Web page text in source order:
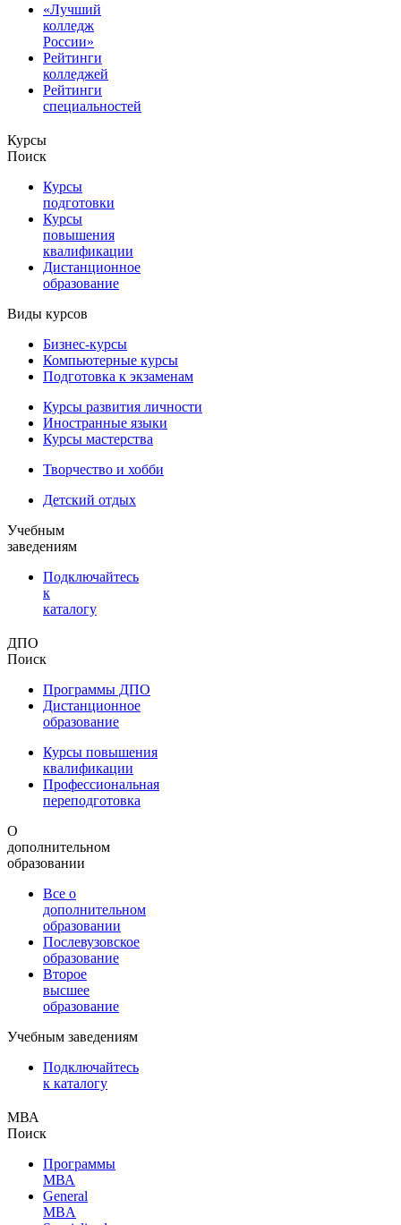
«Лучший
колледж
России»
Рейтинги
колледжей
Рейтинги
специальностей
Курсы
Поиск
Курсы
подготовки
Курсы
повышения
квалификации
Дистанционное
образование
Виды курсов
Бизнес-курсы
Компьютерные курсы
Подготовка к экзаменам
Курсы развития личности
Иностранные языки
Курсы мастерства
Творчество и хобби
Детский отдых
Учебным
заведениям
Подключайтесь
к
каталогу
ДПО
Поиск
Программы ДПО
Дистанционное
образование
Курсы повышения
квалификации
Профессиональная
переподготовка
О
дополнительном
образовании
Все о
дополнительном
образовании
Послевузовское
образование
Второе
высшее
образование
Учебным заведениям
Подключайтесь
к каталогу
МВА
Поиск
Программы
МВА
General
MBA